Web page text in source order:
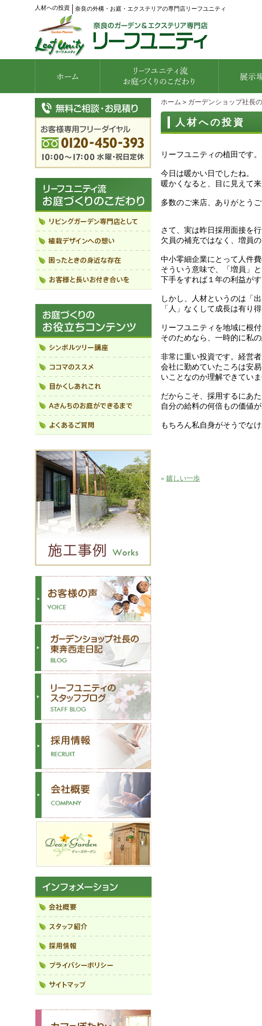
人材への投資 奈良の外構・お庭・エクステリアの専門店リーフユニティ
ホーム ＞ ガーデンショップ社長
人材への投資
リーフユニティの植田です。
今日は暖かい日でしたね。
暖かくなると、目に見えて
多数のご来店、ありがとうご
さて、実は昨日採用面接を行
欠員の補充ではなく、増員の
中小零細企業にとって人件
そういう意味で、「増員」
下手をすれば１年の利益が
しかし、人材というのは「
「人」なくして成長は有り得
リーフユニティを地域に根
そのためなら、一時的に私
非常に重い投資です。経営
会社に勤めていたころは安
いことなのか理解できてい
だからこそ、採用するにあ
自分の給料の何倍もの価値
もちろん私自身がそうでな
« 嬉しい一歩